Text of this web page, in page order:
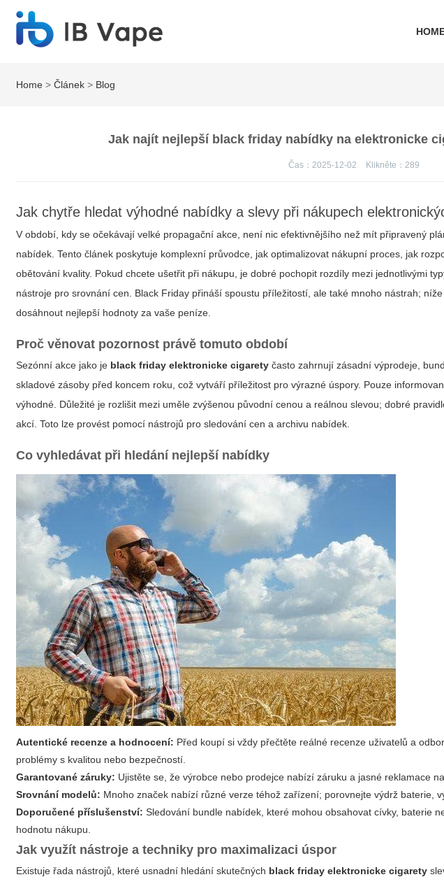
Home >Článek > Blog
Jak najít nejlepší black friday nabídky na elektronicke
Čas：2025-12-02 Klikněte： 289
Jak chytře hledat výhodné nabídky a slevy při nákupech
V období, kdy se očekávají velké propagační akce, není nic efektivnějšího než mít připravený
nabídek. Tento článek poskytuje komplexní průvodce, jak optimalizovat nákupní proces, jak
obětování kvality. Pokud chcete ušetřit při nákupu, je dobré pochopit rozdíly mezi jednotlivými
nástroje pro srovnání cen. Black Friday přináší spoustu příležitostí, ale také mnoho nástrah;
dosáhnout nejlepší hodnoty za vaše peníze.
Proč věnovat pozornost právě tomuto období
Sezónní akce jako je black friday elektronicke cigarety často zahrnují zásadní výprodeje,
skladové zásoby před koncem roku, což vytváří příležitost pro výrazné úspory. Pouze
výhodné. Důležité je rozlišit mezi uměle zvýšenou původní cenou a reálnou slevou; dobré
akcí. Toto lze provést pomocí nástrojů pro sledování cen a archivu nabídek.
Co vyhledávat při hledání nejlepší nabídky
Autentické recenze a hodnocení: Před koupí si vždy přečtěte reálné recenze uživatelů a
problémy s kvalitou nebo bezpečností.
Garantované záruky: Ujistěte se, že výrobce nebo prodejce nabízí záruku a jasné reklamace
Srovnání modelů: Mnoho značek nabízí různé verze téhož zařízení; porovnejte výdrž baterie,
Doporučené příslušenství: Sledování bundle nabídek, které mohou obsahovat cívky, baterie
hodnotu nákupu.
Jak využít nástroje a techniky pro maximalizaci úspor
Existuje řada nástrojů, které usnadní hledání skutečných black friday elektronicke cigarety